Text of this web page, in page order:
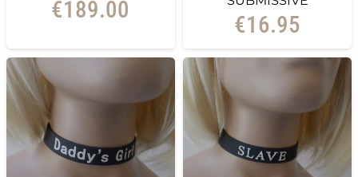
€189.00
€16.95